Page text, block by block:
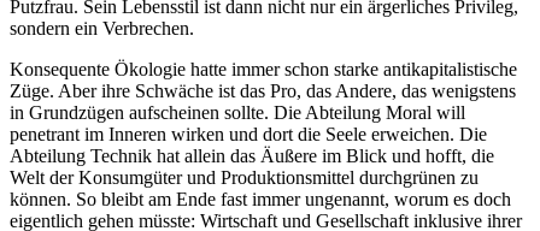
Putzfrau. Sein Lebensstil ist dann nicht nur ein ärgerliches Privileg,
sondern ein Verbrechen.
Konsequente Ökologie hatte immer schon starke antikapitalistische
Züge. Aber ihre Schwäche ist das Pro, das Andere, das wenigstens
in Grundzügen aufscheinen sollte. Die Abteilung Moral will
penetrant im Inneren wirken und dort die Seele erweichen. Die
Abteilung Technik hat allein das Äußere im Blick und hofft, die
Welt der Konsumgüter und Produktionsmittel durchgrünen zu
können. So bleibt am Ende fast immer ungenannt, worum es doch
eigentlich gehen müsste: Wirtschaft und Gesellschaft inklusive ihrer